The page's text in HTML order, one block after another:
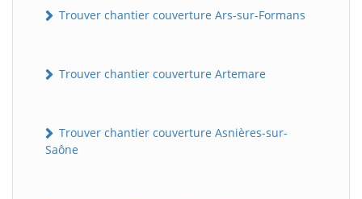
Trouver chantier couverture Ars-sur-Formans
Trouver chantier couverture Artemare
Trouver chantier couverture Asnières-sur-
Saône